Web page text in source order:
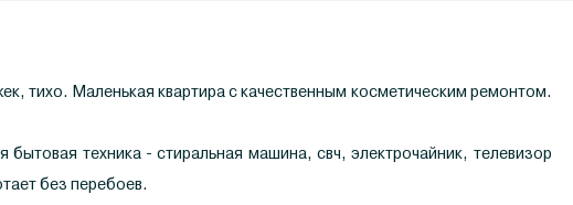
тихо. Маленькая квартира с качественным косметическим ремонтом.
бытовая техника - стиральная машина, свч, электрочайник, телевизор
без перебоев.